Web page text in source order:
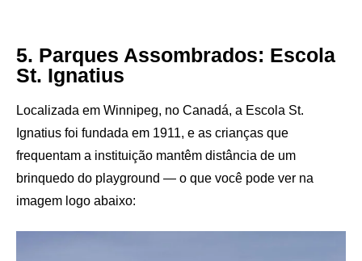
5. Parques Assombrados: Escola
St. Ignatius
Localizada em Winnipeg, no Canadá, a Escola St.
Ignatius foi fundada em 1911, e as crianças que
frequentam a instituição mantêm distância de um
brinquedo do playground — o que você pode ver na
imagem logo abaixo: